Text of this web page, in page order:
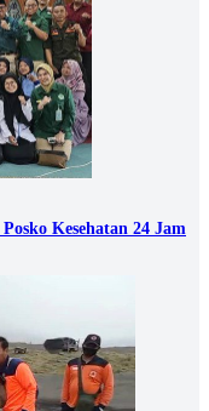
Kesehatan 24 Jam